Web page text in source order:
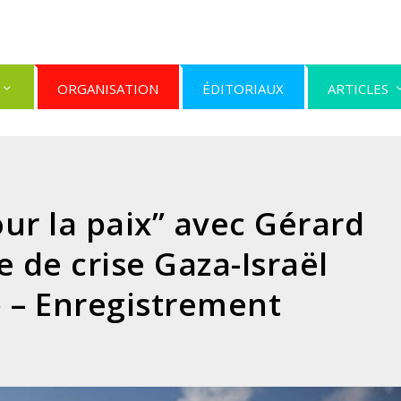
ORGANISATION ÉDITORIAUX ARTICLES
la paix” avec Gérard
de crise Gaza-Israël
– Enregistrement